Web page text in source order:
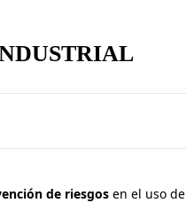
de riesgos en el uso de